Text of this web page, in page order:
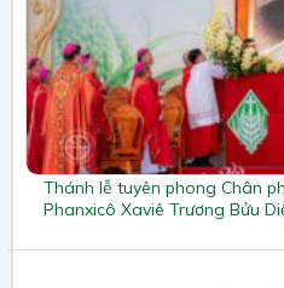
Thánh lễ tuyên phong Chân
Phanxicô Xaviê Trương Bửu